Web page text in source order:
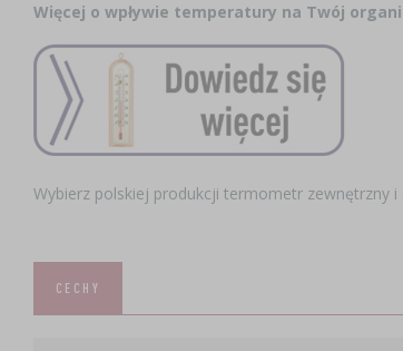
Więcej o wpływie temperatury na Twój
Wybierz polskiej produkcji termometr zewnętrzny
CECHY